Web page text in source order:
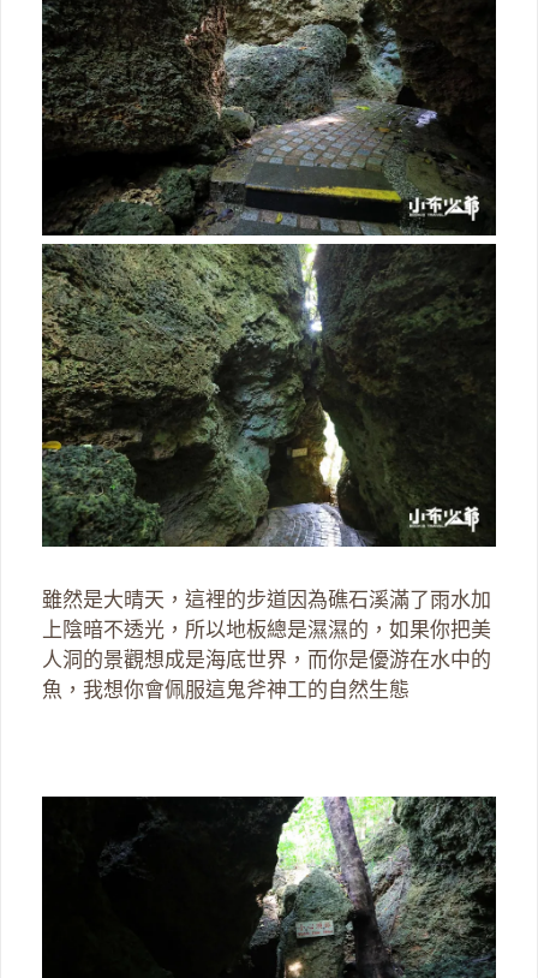
雖然是大晴天，這裡的步道因為礁石溪滿了雨水加
上陰暗不透光，所以地板總是濕濕的，如果你把美
人洞的景觀想成是海底世界，而你是優游在水中的
魚，我想你會佩服這鬼斧神工的自然生態